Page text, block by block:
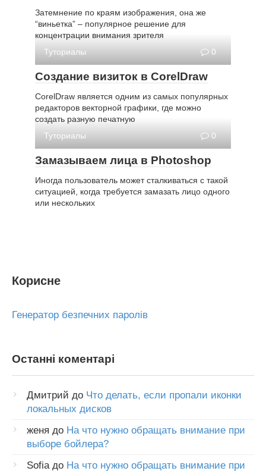
Затемнение по краям изображения, она же
“виньетка” – популярное решение для
концентрации внимания зрителя
Туториалы
0
Создание визиток в CorelDraw
CorelDraw является одним из самых популярных
редакторов векторной графики, где можно
создать разную печатную
Туториалы
0
Замазываем лица в Photoshop
Иногда пользователь может сталкиваться с такой
ситуацией, когда требуется замазать лицо одного
или нескольких
Корисне
Генератор безпечних паролів
Останні коментарі
Дмитрий до Что делать, если пропали иконки
локальных дисков
женя до На что нужно обращать внимание при
выборе бойлера?
Sofiaдо На что нужно обращать внимание при